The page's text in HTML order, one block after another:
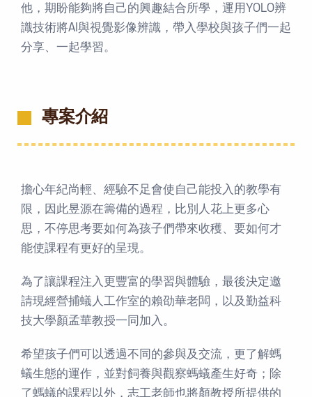
他，期盼能夠將自己的興趣結合所學，運用YOLO辨
識技術將AI與視覺影像辨識，帶入學校與孩子們一起
分享、一起學習。
專案介紹
擔心年紀尚輕、經驗不足會使自己能投入的教學有
限，因此昱源在籌備的過程，比別人花上更多心
思，不停思考要如何為孩子們帶來收穫、要如何才
能使課程有更好的呈現。
為了讓課程注入更豐富的學習與體驗，最後決定邀
請現經營捕蟻人工作室的賴劭華老闆，以及勤益科
技大學顏孟華教授一同加入。
希望孩子們可以透過不同的參與及交流，更了解螞
蟻生態的運作，並對飼養與觀察螞蟻產生好奇；除
了螞蟻的課程以外，志工老師也將顏教授所提供的